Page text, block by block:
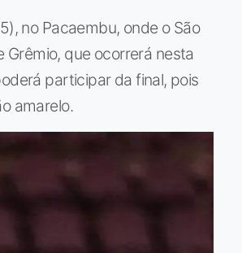
no Pacaembu, onde o São
Grêmio, que ocorrerá nesta
participar da final, pois
amarelo.